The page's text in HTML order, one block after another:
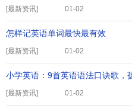
[最新资讯] 01-02
[最新资讯]
怎样记英语单词最快最有效
01-02
[最新资讯]
小学英语：9首英语语法口诀歌，
01-02